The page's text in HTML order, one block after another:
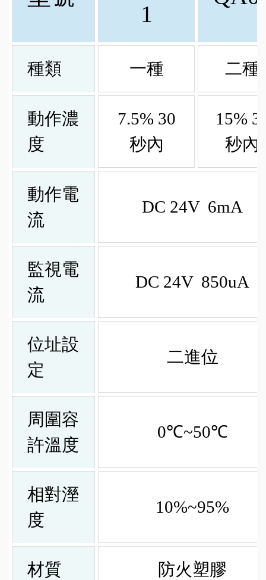
1
種類 一種 二種
動作濃
度
7.5% 30
秒內
15%
秒內
動作電
流
DC 24V 6mA
監視電
流
DC 24V 850uA
位址設
定
二進位
周圍容
許溫度
0℃~50℃
相對溼
度
10%~95%
材質 防火塑膠